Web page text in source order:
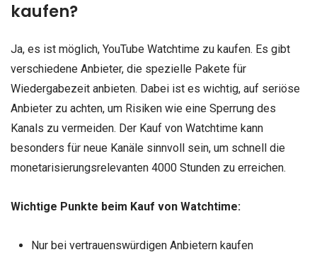
kaufen?
Ja, es ist möglich, YouTube Watchtime zu kaufen. Es gibt
verschiedene Anbieter, die spezielle Pakete für
Wiedergabezeit anbieten. Dabei ist es wichtig, auf seriöse
Anbieter zu achten, um Risiken wie eine Sperrung des
Kanals zu vermeiden. Der Kauf von Watchtime kann
besonders für neue Kanäle sinnvoll sein, um schnell die
monetarisierungsrelevanten 4000 Stunden zu erreichen.
Wichtige Punkte beim Kauf von Watchtime:
Nur bei vertrauenswürdigen Anbietern kaufen